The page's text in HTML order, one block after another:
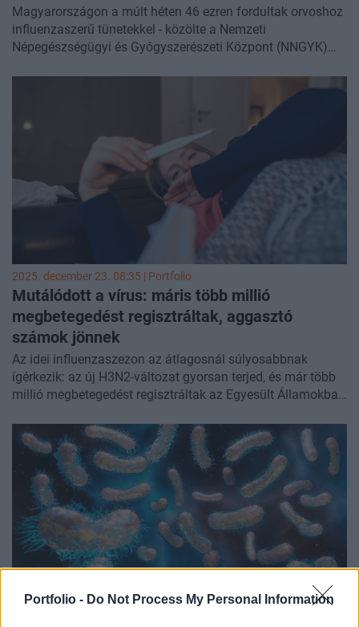
Portfolio - Do Not Process My Personal Information
Magyarországon a múlt héten 46 ezren fordultak orvoshoz
influenzaszerű tünetekkel - közölte a Nemzeti
Népegészségügyi és Gyógyszerészeti Központ (NNGYK)
2025. december 23. 08:35 | Portfolio
Mutálódott a vírus: máris több millió
megbetegedést regisztráltak, aggasztó
számok jönnek
Az idei influenzaszezon az átlagosnál súlyosabbnak
ígérkezik: az új H3N2-változat gyorsan terjed, és már több
millió megbetegedést regisztráltak az Egyesült Államokban